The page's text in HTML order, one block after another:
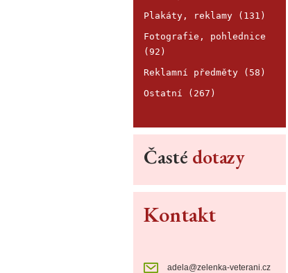
Plakáty, reklamy (131)
Fotografie, pohlednice
(92)
Reklamní předměty (58)
Ostatní (267)
Časté dotazy
Kontakt
adela@zelenka-veterani.cz